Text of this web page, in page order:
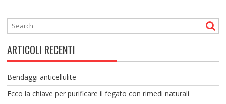
ARTICOLI RECENTI
Bendaggi anticellulite
Ecco la chiave per purificare il fegato con rimedi naturali